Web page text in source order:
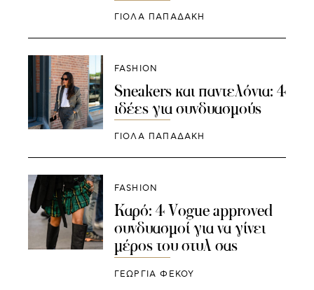
ΓΙΌΛΑ ΠΑΠΑΔΆΚΗ
FASHION
Sneakers και παντελόνια: 4
ιδέες για συνδυασμούς
ΓΙΌΛΑ ΠΑΠΑΔΆΚΗ
FASHION
Καρό: 4 Vogue approved
συνδυασμοί για να γίνει
μέρος του στυλ σας
ΓΕΩΡΓΙΑ ΦΕΚΟΥ